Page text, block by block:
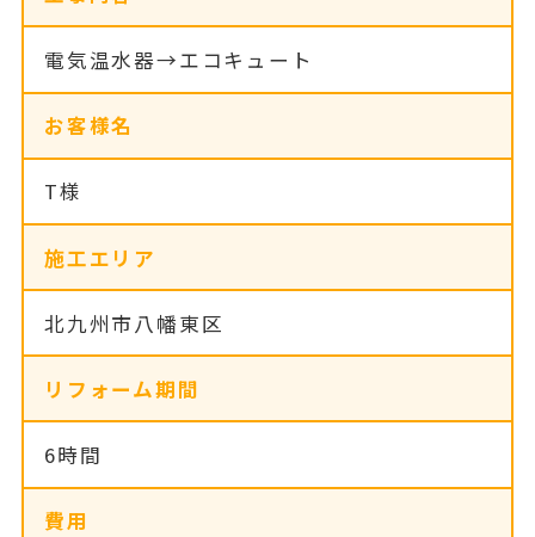
電気温水器→エコキュート
お客様名
T様
施工エリア
北九州市八幡東区
リフォーム期間
6時間
費用